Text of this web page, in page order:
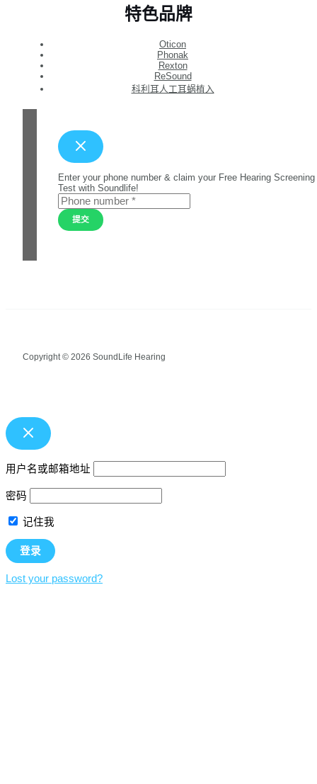
特色品牌
Oticon
Phonak
Rexton
ReSound
科利耳人工耳蜗植入
Enter your phone number & claim your Free Hearing Screening
Test with Soundlife!
提交
Copyright © 2026 SoundLife Hearing
用户名或邮箱地址
密码
记住我
Lost your password?